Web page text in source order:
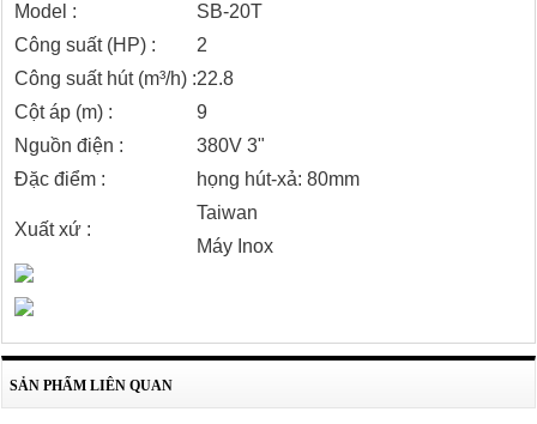
Model :
SB-20T
Công suất (HP) :
2
Công suất hút (m³/h) :22.8
Cột áp (m) :
9
Nguồn điện :
380V 3"
Đặc điểm :
họng hút-xả: 80mm
Xuất xứ :
Taiwan
Máy Inox
SẢN PHẨM LIÊN QUAN